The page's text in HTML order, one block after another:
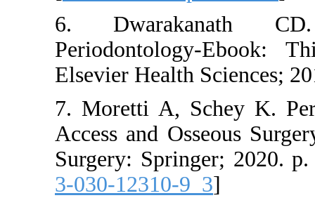
6.
Elsevier
7. Moretti
Access and
Surgery:
3-030-